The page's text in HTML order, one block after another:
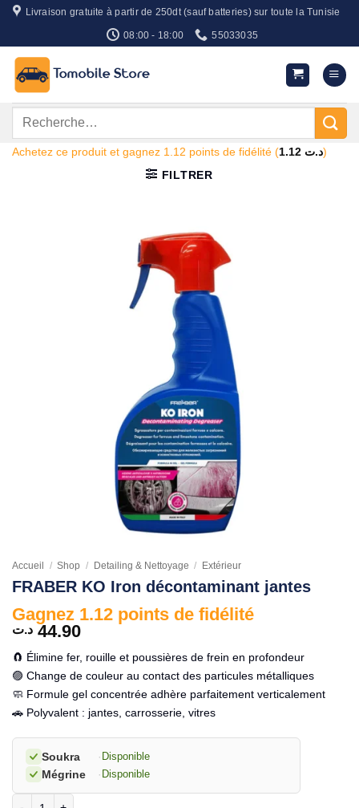
Passer
contenu
Livraison gratuite à partir de 250dt (sauf batteries) sur toute la Tunisie
08:00 - 18:00 55033035
Recherche
Achetez ce produit et gagnez 1.12 points de fidélité (1.12 د.ت)
FILTRER
Accueil / Shop / Detailing & Nettoyage / Extérieur
FRABER KO Iron décontaminant jantes
Gagnez 1.12 points de fidélité
44.90 د.ت
🧲 Élimine fer, rouille et poussières de frein en profondeur
🟣 Change de couleur au contact des particules métalliques
🧼 Formule gel concentrée adhère parfaitement verticalement
🚗 Polyvalent : jantes, carrosserie, vitres
Soukra · Disponible
Mégrine · Disponible